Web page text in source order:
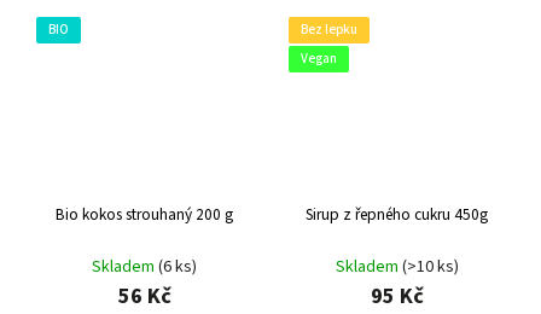
BIO
Bio kokos strouhaný 200 g
Skladem (6 ks)
56 Kč
Bez lepku
Vegan
Sirup z řepného cukru 450g
Skladem (>10 ks)
95 Kč